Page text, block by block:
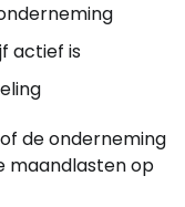
actief is
de onderneming
maandlasten op